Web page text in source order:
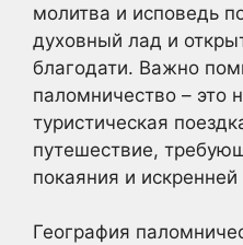
молитва и исповедь
духовный лад и
благодати. Важно
паломничество – это
туристическая
путешествие,
покаяния и
География